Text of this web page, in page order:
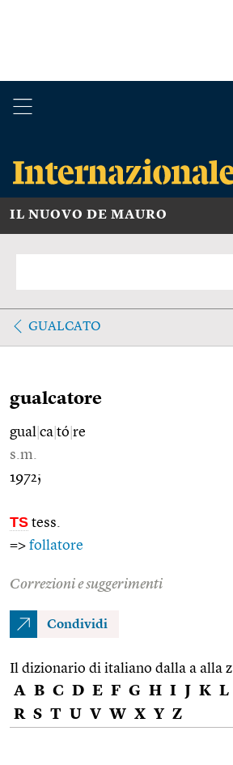
IL NUOVO DE MAURO
GUALCATO
gualcatore
gual ca tó re
s.m.
1972;
TS tess.
=> follatore
Correzioni e suggerimenti
Condividi
Il dizionario di italiano dalla a alla z
A B C D E F G H I J K L
R S T U V W X Y Z